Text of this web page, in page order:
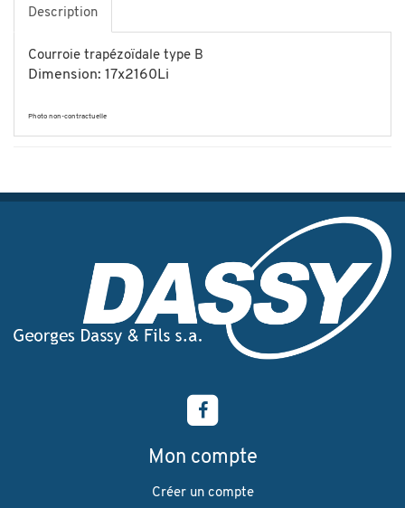
Description
Courroie trapézoïdale type B
Dimension: 17x2160Li
Photo non-contractuelle
Mon compte
Créer un compte